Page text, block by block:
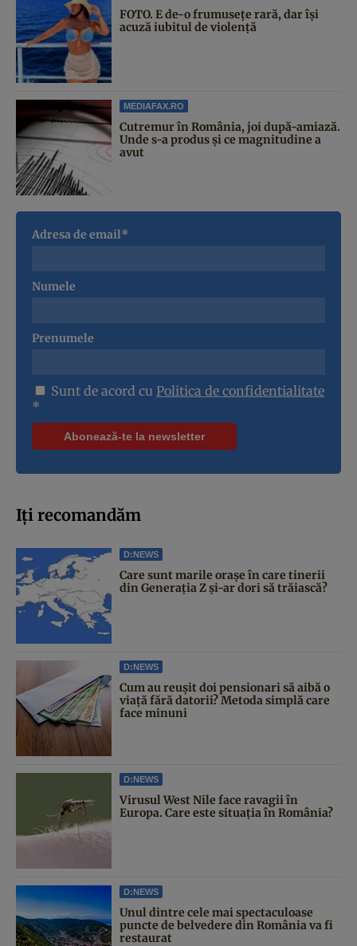
FOTO. E de-o frumusețe rară, dar își
acuză iubitul de violență
MEDIAFAX.RO
Cutremur în România, joi după-amiază.
Unde s-a produs și ce magnitudine a
avut
Adresa de email*
Numele
Prenumele
Sunt de acord cu Politica de confidentialitate
*
Iți recomandăm
D:NEWS
Care sunt marile orașe în care tinerii
din Generația Z și-ar dori să trăiască?
D:NEWS
Cum au reușit doi pensionari să aibă o
viață fără datorii? Metoda simplă care
face minuni
D:NEWS
Virusul West Nile face ravagii în
Europa. Care este situația în România?
D:NEWS
Unul dintre cele mai spectaculoase
puncte de belvedere din România va fi
restaurat